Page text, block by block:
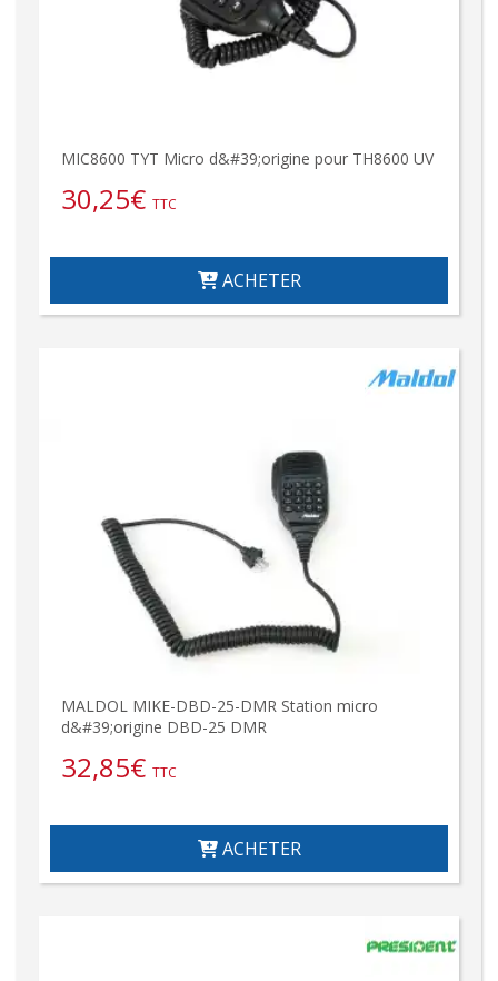
MIC8600 TYT Micro d&#39;origine pour TH8600 UV
30,25€ TTC
ACHETER
MALDOL MIKE-DBD-25-DMR Station micro
d&#39;origine DBD-25 DMR
32,85€ TTC
ACHETER